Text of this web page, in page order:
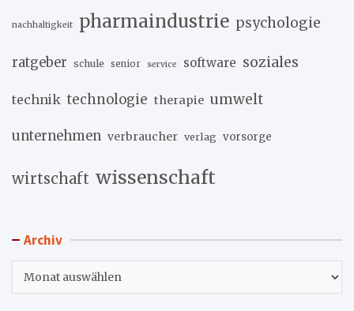
nachhaltigkeit pharmaindustrie psychologie
ratgeber schule senior service software soziales
technik technologie therapie umwelt
unternehmen verbraucher verlag vorsorge
wirtschaft wissenschaft
Archiv